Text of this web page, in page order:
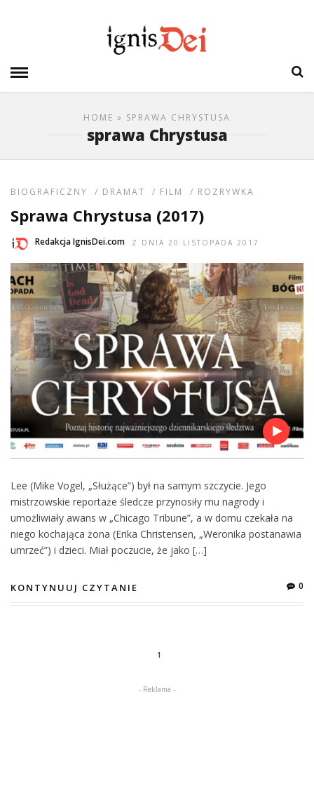
HOME » SPRAWA CHRYSTUSA
sprawa Chrystusa
BIOGRAFICZNY / DRAMAT / FILM / ROZRYWKA
Sprawa Chrystusa (2017)
Redakcja IgnisDei.com Z DNIA 20 LISTOPADA 2017
Lee (Mike Vogel, „Służące”) był na samym szczycie. Jego
mistrzowskie reportaże śledcze przynosiły mu nagrody i
umożliwiały awans w „Chicago Tribune”, a w domu czekała na
niego kochająca żona (Erika Christensen, „Weronika postanawia
umrzeć”) i dzieci. Miał poczucie, że jako […]
KONTYNUUJ CZYTANIE 0
1
- Reklama -